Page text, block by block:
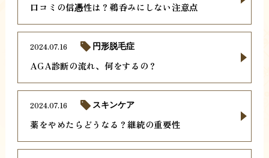
口コミの信憑性は？鵜呑みにしない注意点
AGA診断の流れ、何をするの？
2024.07.16 円形脱毛症
薬をやめたらどうなる？継続の重要性
2024.07.16 スキンケア